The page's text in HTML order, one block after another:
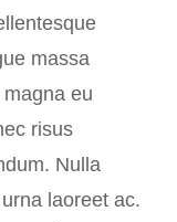
massa
eu
risus
Nulla
laoreet ac.